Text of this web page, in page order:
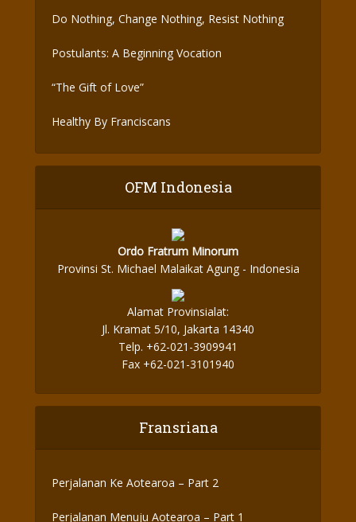
Do Nothing, Change Nothing, Resist Nothing
Postulants: A Beginning Vocation
“The Gift of Love”
Healthy By Franciscans
OFM Indonesia
Ordo Fratrum Minorum
Provinsi St. Michael Malaikat Agung - Indonesia
Alamat Provinsialat:
Jl. Kramat 5/10, Jakarta 14340
Telp. +62-021-3909941
Fax +62-021-3101940
Fransriana
Perjalanan Ke Aotearoa – Part 2
Perjalanan Menuju Aotearoa – Part 1